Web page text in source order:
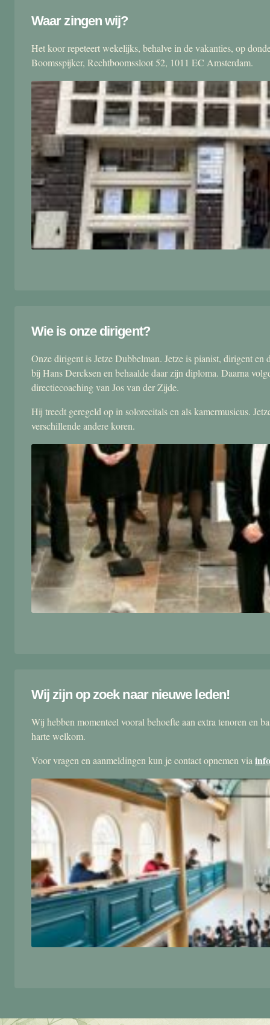
Waar zingen wij?
Het koor repeteert wekelijks, behalve in de vakanties, op
Boomsspijker, Rechtboomssloot 52, 1011 EC Amsterdam.
Wie is onze dirigent?
Onze dirigent is Jetze Dubbelman. Jetze is pianist, dirigent
bij Hans Dercksen en behaalde daar zijn diploma. Daarna
directiecoaching van Jos van der Zijde.
Hij treedt geregeld op in solorecitals en als kamermusicus.
verschillende andere koren.
Wij zijn op zoek naar nieuwe leden!
Wij hebben momenteel vooral behoefte aan extra tenoren en
harte welkom.
Voor vragen en aanmeldingen kun je contact opnemen via